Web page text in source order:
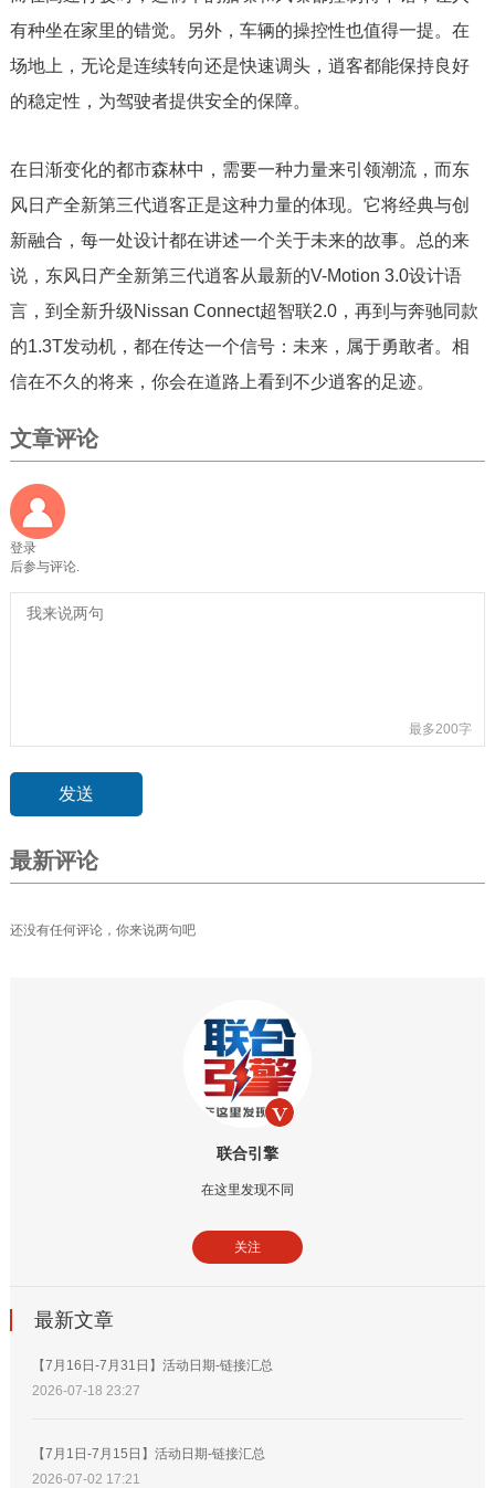
有种坐在家里的错觉。另外，车辆的操控性也值得一提。在
场地上，无论是连续转向还是快速调头，逍客都能保持良好
的稳定性，为驾驶者提供安全的保障。
在日渐变化的都市森林中，需要一种力量来引领潮流，而东
风日产全新第三代逍客正是这种力量的体现。它将经典与创
新融合，每一处设计都在讲述一个关于未来的故事。总的来
说，东风日产全新第三代逍客从最新的V-Motion 3.0设计语
言，到全新升级Nissan Connect超智联2.0，再到与奔驰同款
的1.3T发动机，都在传达一个信号：未来，属于勇敢者。相
信在不久的将来，你会在道路上看到不少逍客的足迹。
文章评论
登录
后参与评论.
最多200字
最新评论
还没有任何评论，你来说两句吧
联合引擎
在这里发现不同
关注
最新文章
【7月16日-7月31日】活动日期-链接汇总
2026-07-18 23:27
【7月1日-7月15日】活动日期-链接汇总
2026-07-02 17:21